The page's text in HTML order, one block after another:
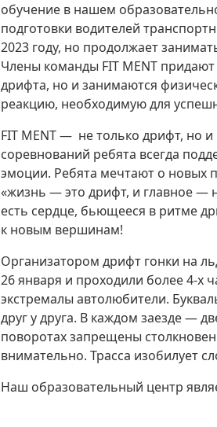
обучение в нашем
подготовки водителей
2023 году, но продолжает
Члены команды FIT MENT
дрифта, но и занимаются
реакцию, необходимую для
FIT MENT — не только дрифт, но
соревнований ребята всегда
эмоции. Ребята мечтают о новых
«жизнь — это дрифт, и главное —
есть сердце, бьющееся в ритме
к новым вершинам!
Организатором дрифт гонки на
26 января и проходили более 4-х
экстремалы автолюбители.
друг у друга. В каждом заезде —
поворотах запрещены
внимательно. Трасса изобилует
Наш образовательный центр